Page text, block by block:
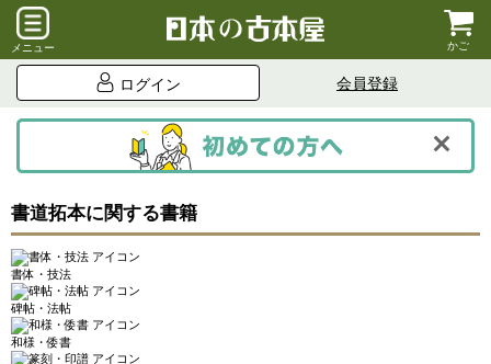
メニュー かご
ログイン 会員登録
書道拓本に関する書籍
書体・技法
碑帖・法帖
和様・倭書